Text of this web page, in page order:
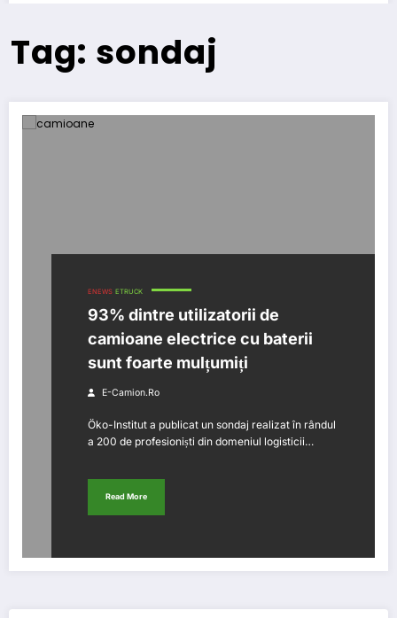
Tag: sondaj
ENEWS ETRUCK
93% dintre utilizatorii de
camioane electrice cu baterii
sunt foarte mulțumiți
E-Camion.ro
Öko-Institut a publicat un sondaj realizat în rândul
a 200 de profesioniști din domeniul logisticii…
Read More